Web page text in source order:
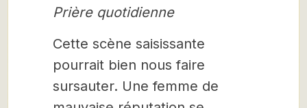
Prière quotidienne
Cette scène saisissante
pourrait bien nous faire
sursauter. Une femme de